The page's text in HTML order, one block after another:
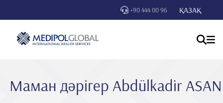
+90 444 00 96 ҚАЗАҚ
Маман дәрігер Abdülkadi̇r ASAN